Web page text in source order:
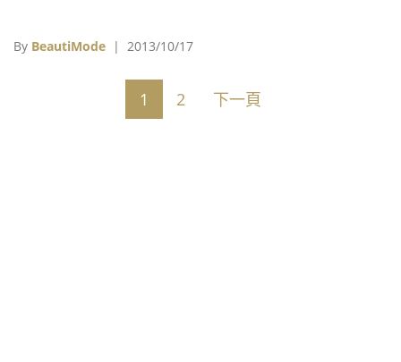
前，全系列商品提供給愛美的女性買一送一的獨家優
日空檔一睹品牌用心呈現的精緻面貌。 《MasKingdom
膜殿》西門旗艦店，位於武昌街二段6號。 照片與資料
By BeautiMode | 2013/10/17
1 2 下一頁